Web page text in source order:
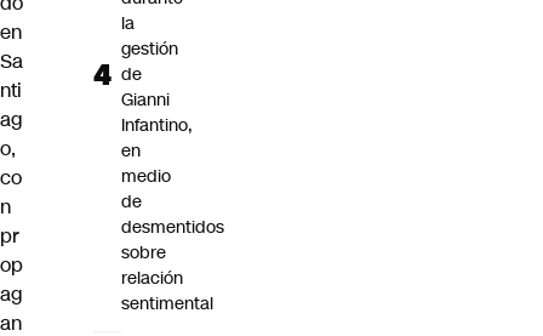
en
Sa
nti
ag
o,
co
n
pr
op
ag
an
la
gestión
de
Gianni
Infantino,
en
medio
de
desmentidos
sobre
relación
sentimental